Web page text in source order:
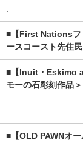
.
■【First Nationsフ
ースコースト先住
■【Inuit・Eskimo
モーの石彫刻作品＞
.
■【OLD PAWNオ